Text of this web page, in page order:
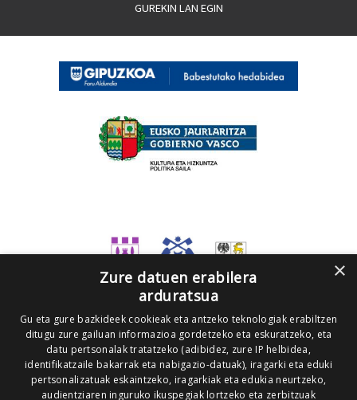
GUREKIN LAN EGIN
×
Zure datuen erabilera
arduratsua
Gu eta gure bazkideek cookieak eta antzeko teknologiak erabiltzen
ditugu zure gailuan informazioa gordetzeko eta eskuratzeko, eta
datu pertsonalak tratatzeko (adibidez, zure IP helbidea,
identifikatzaile bakarrak eta nabigazio-datuak), iragarki eta eduki
pertsonalizatuak eskaintzeko, iragarkiak eta edukia neurtzeko,
audientziaren inguruko ikuspegiak lortzeko eta zerbitzuak